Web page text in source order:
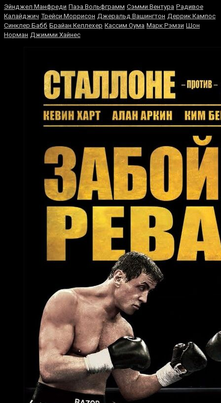
Эйнджел Манфреди Паэа Вольфграмм Сэмми Вентура Радивое
Калайджич Трейси Моррисон Джеральд Вашингтон Деррик Кампос
Синклер Бабб Брайан Келлехер Кассим Оума Марк Рэмзи Шон
Норман Джимми Хайнес